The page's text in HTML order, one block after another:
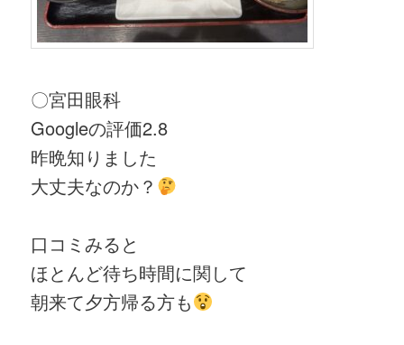
〇宮田眼科
Googleの評価2.8
昨晩知りました
大丈夫なのか？
口コミみると
ほとんど待ち時間に関して
朝来て夕方帰る方も